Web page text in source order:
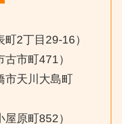
2丁目29-16）
市町471）
市天川大島町
原町852）